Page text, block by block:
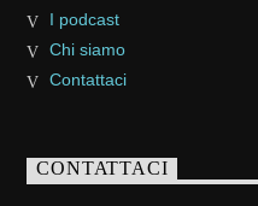
I podcast
Chi siamo
Contattaci
CONTATTACI